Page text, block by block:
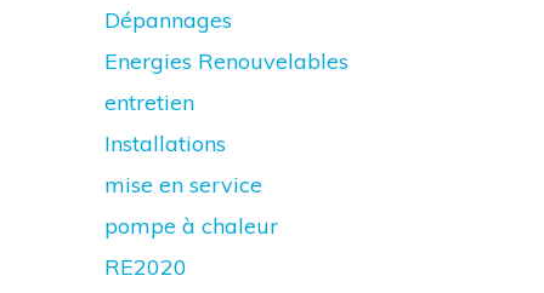
Dépannages
Energies Renouvelables
entretien
Installations
mise en service
pompe à chaleur
RE2020